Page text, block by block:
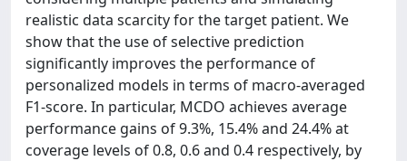
realistic data scarcity for the target patient. We
show that the use of selective prediction
significantly improves the performance of
personalized models in terms of macro-averaged
F1-score. In particular, MCDO achieves average
performance gains of 9.3%, 15.4% and 24.4% at
coverage levels of 0.8, 0.6 and 0.4 respectively, by